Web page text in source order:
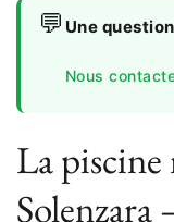
💬 Une
Nous
La
Solenzara